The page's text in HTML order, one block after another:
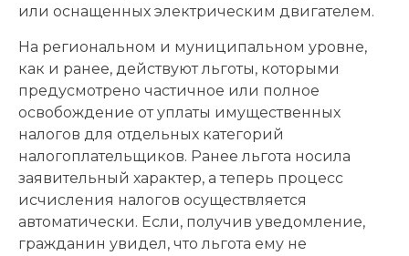
или оснащенных электрическим двигателем.
На региональном и муниципальном уровне,
как и ранее, действуют льготы, которыми
предусмотрено частичное или полное
освобождение от уплаты имущественных
налогов для отдельных категорий
налогоплательщиков. Ранее льгота носила
заявительный характер, а теперь процесс
исчисления налогов осуществляется
автоматически. Если, получив уведомление,
гражданин увидел, что льгота ему не